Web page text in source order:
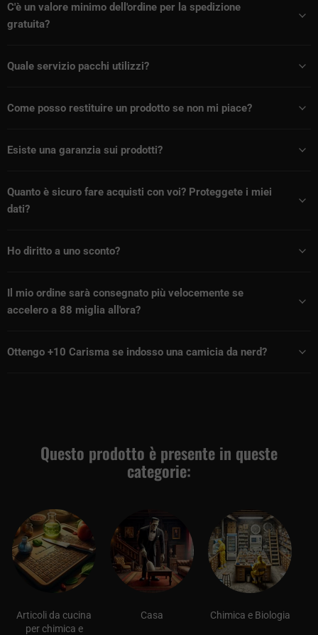
C'è un valore minimo dell'ordine per la spedizione
gratuita?
Quale servizio pacchi utilizzi?
Come posso restituire un prodotto se non mi piace?
Esiste una garanzia sui prodotti?
Quanto è sicuro fare acquisti con voi? Proteggete i miei
dati?
Ho diritto a uno sconto?
Il mio ordine sarà consegnato più velocemente se
accelero a 88 miglia all'ora?
Ottengo +10 Carisma se indosso una camicia da nerd?
Questo prodotto è presente in queste
categorie:
Articoli da cucina
per chimica e
Casa Chimica e Biologia